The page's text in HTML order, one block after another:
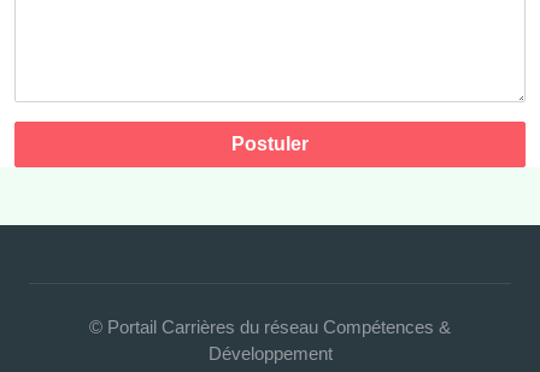
Postuler
© Portail Carrières du réseau Compétences &
Développement